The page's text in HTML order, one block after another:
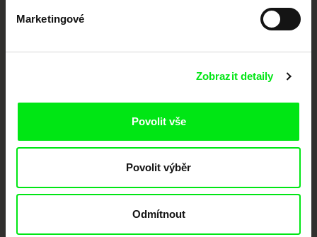
Marketingové
Zobrazit detaily
Povolit vše
Povolit výběr
Odmítnout
festivalů dokumentárního filmu sdružených do Doc Alliance. Naším cílem je
posouvat hranice dokumentárního filmu, propagovat jeho rozmanitost a
Členové Doc Alliance
CPH:DOX Doclisboa
Millennium Docs
DOK Leipzig